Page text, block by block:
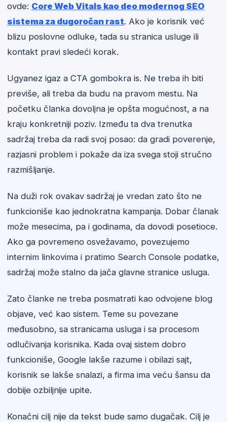
ovde: Core Web Vitals kao deo modernog SEO
sistema za dugoročan rast. Ako je korisnik već
blizu poslovne odluke, tada su stranica usluge ili
kontakt pravi sledeći korak.
Ugyanez igaz a CTA gombokra is. Ne treba ih biti
previše, ali treba da budu na pravom mestu. Na
početku članka dovoljna je opšta mogućnost, a na
kraju konkretniji poziv. Između ta dva trenutka
sadržaj treba da radi svoj posao: da gradi poverenje,
razjasni problem i pokaže da iza svega stoji stručno
razmišljanje.
Na duži rok ovakav sadržaj je vredan zato što ne
funkcioniše kao jednokratna kampanja. Dobar članak
može mesecima, pa i godinama, da dovodi posetioce.
Ako ga povremeno osvežavamo, povezujemo
internim linkovima i pratimo Search Console podatke,
sadržaj može stalno da jača glavne stranice usluga.
Zato članke ne treba posmatrati kao odvojene blog
objave, već kao sistem. Teme su povezane
međusobno, sa stranicama usluga i sa procesom
odlučivanja korisnika. Kada ovaj sistem dobro
funkcioniše, Google lakše razume i obilazi sajt,
korisnik se lakše snalazi, a firma ima veću šansu da
dobije ozbiljnije upite.
Konačni cilj nije da tekst bude samo dugačak. Cilj je